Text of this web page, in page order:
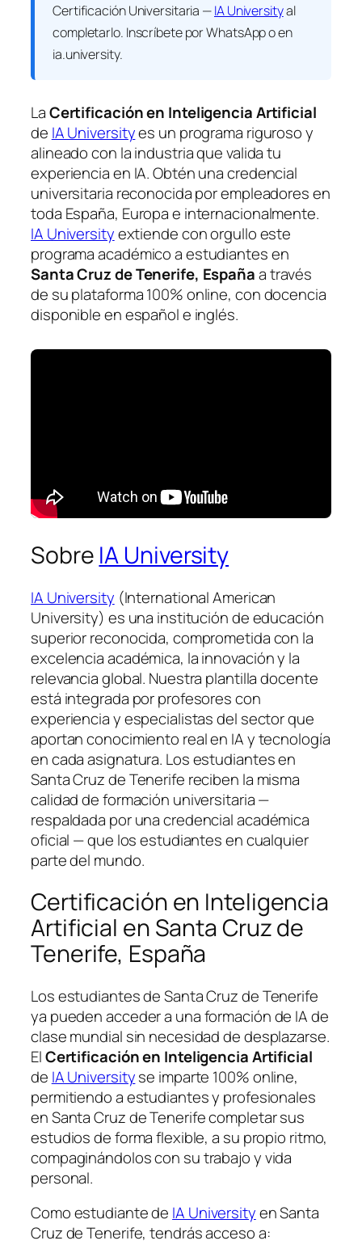
Certificación Universitaria —IA Universityal
completarlo. Inscríbete por WhatsApp o en
ia.university.
LaCertificación en Inteligencia Artificial
de IA Universityes un programa riguroso y
alineado con la industria que valida tu
experiencia en IA. Obtén una credencial
universitaria reconocida por empleadores en
toda España, Europa e internacionalmente.
IA Universityextiende con orgullo este
programa académico a estudiantes en
Santa Cruz de Tenerife, Españaa través
de su plataforma 100% online, con docencia
disponible en español e inglés.
Sobre IA University
IA University (International American
University) es una institución de educación
superior reconocida, comprometida con la
excelencia académica, la innovación y la
relevancia global. Nuestra plantilla docente
está integrada por profesores con
experiencia y especialistas del sector que
aportan conocimiento real en IA y tecnología
en cada asignatura. Los estudiantes en
Santa Cruz de Tenerife reciben la misma
calidad de formación universitaria —
respaldada por una credencial académica
oficial — que los estudiantes en cualquier
parte del mundo.
Certificación en Inteligencia
Artificial en Santa Cruz de
Tenerife, España
Los estudiantes de Santa Cruz de Tenerife
ya pueden acceder a una formación de IA de
clase mundial sin necesidad de desplazarse.
ElCertificación en Inteligencia Artificial
de IA Universityse imparte 100% online,
permitiendo a estudiantes y profesionales
en Santa Cruz de Tenerife completar sus
estudios de forma flexible, a su propio ritmo,
compaginándolos con su trabajo y vida
personal.
Como estudiante de IA Universityen Santa
Cruz de Tenerife, tendrás acceso a: